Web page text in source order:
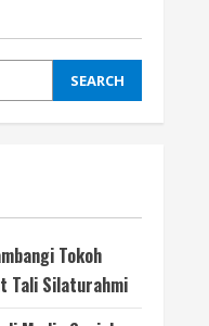
SEARCH
Tokoh
Tali Silaturahmi